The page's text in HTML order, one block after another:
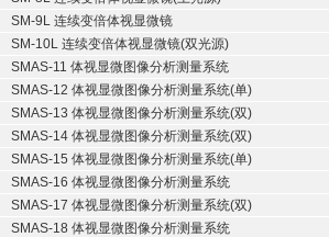
SM-9L 连续变倍体视显微镜
SM-10L 连续变倍体视显微镜(双光源)
SMAS-11 体视显微图像分析测量系统
SMAS-12 体视显微图像分析测量系统(单)
SMAS-13 体视显微图像分析测量系统(双)
SMAS-14 体视显微图像分析测量系统(双)
SMAS-15 体视显微图像分析测量系统(单)
SMAS-16 体视显微图像分析测量系统
SMAS-17 体视显微图像分析测量系统(双)
SMAS-18 体视显微图像分析测量系统